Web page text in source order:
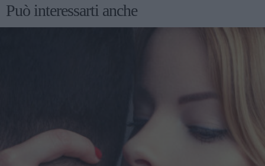
Può interessarti anche